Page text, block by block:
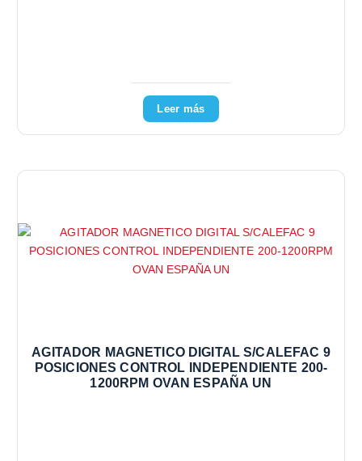
Leer más
AGITADOR MAGNETICO DIGITAL S/CALEFAC 9
POSICIONES CONTROL INDEPENDIENTE 200-
1200RPM OVAN ESPAÑA UN